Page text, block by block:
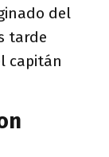
del
tarde
capitán